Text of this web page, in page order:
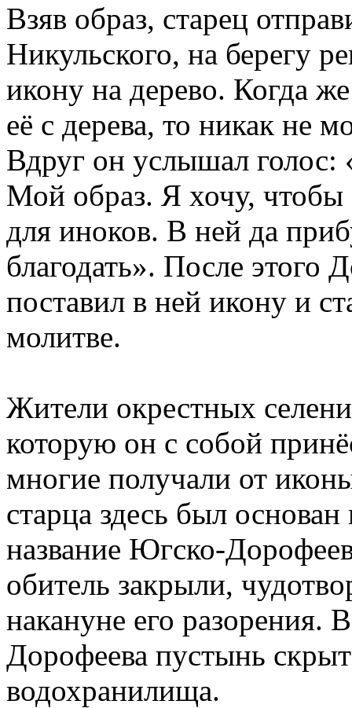
Взяв образ, старец
Никульского, на берегу
икону на дерево. Когда
её с дерева, то никак не
Вдруг он услышал голос:
Мой образ. Я хочу, чтобы
для иноков. В ней да
благодать». После этого
поставил в ней икону и
молитве.
Жители окрестных
которую он с собой
многие получали от
старца здесь был
название Югско-
обитель закрыли,
накануне его разорения.
Дорофеева пустынь
водохранилища.